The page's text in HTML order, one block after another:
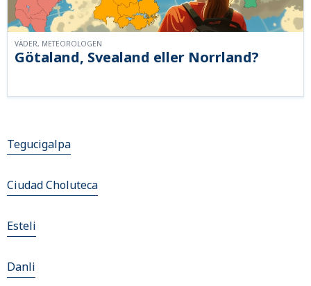
Götaland, Svealand eller Norrland?
VÄDER, METEOROLOGEN
Tegucigalpa
Ciudad Choluteca
Esteli
Danli